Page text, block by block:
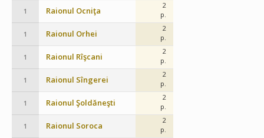
1 Raionul Ocniţa
2
p.
1 Raionul Orhei
2
p.
1 Raionul Rîşcani
2
p.
1 Raionul Sîngerei
2
p.
1 Raionul Şoldăneşti
2
p.
1 Raionul Soroca
2
p.